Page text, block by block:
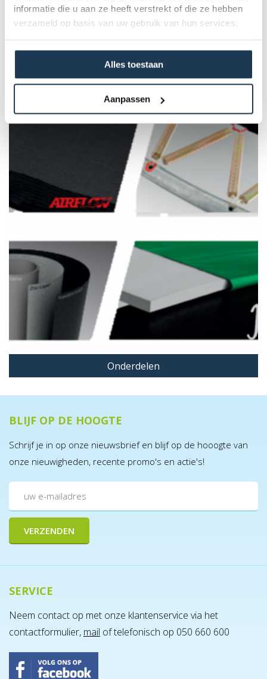
informatie die u aan ze heeft verstrekt of die ze hebben
verzameld op basis van uw gebruik van hun services.
Alles toestaan
Aanpassen
Product Code :
51.30.11.07
Dit product behoort tot de
volgende categorie(ën)
Onderdelen
BLIJF OP DE HOOGTE
Schrijf je in op onze nieuwsbrief en blijf op de hooogte van
onze nieuwigheden, recente promo's en actie's!
SERVICE
Neem contact op met onze klantenservice via het
contactformulier, mail of telefonisch op 050 660 600